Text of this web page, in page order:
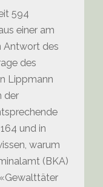
594
einer am
Antwort des
des
Lippmann
der
und in
warum
(BKA)